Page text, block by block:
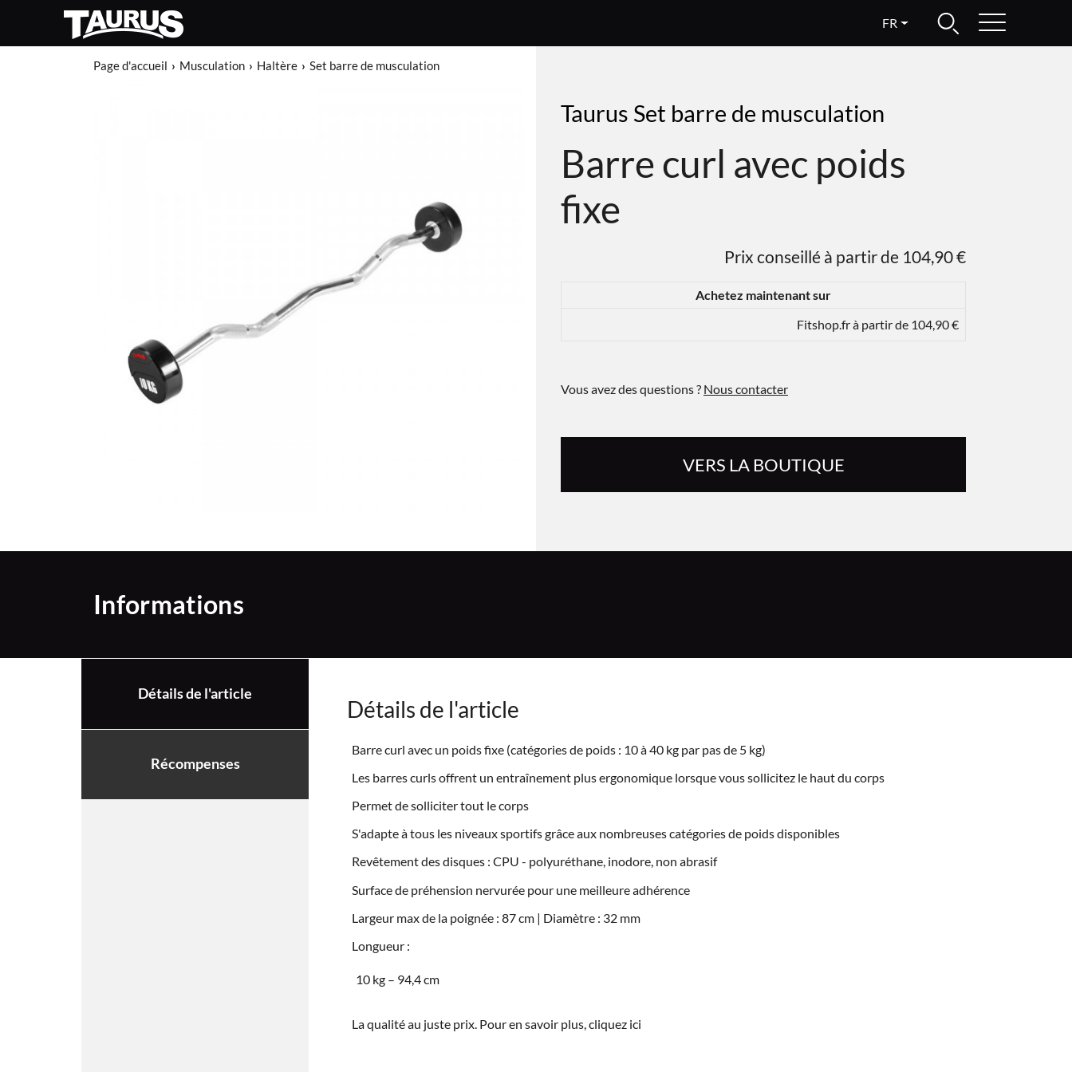
FR
Page d'accueil Musculation Haltère Set barre de musculation
Taurus Set barre de musculation
Barre curl avec poids
fixe
Prix conseillé à partir de 104,90 €
Achetez maintenant sur
Fitshop.fr à partir de 104,90 €
Vous avez des questions ? Nous contacter
VERS LA BOUTIQUE
Informations
Détails de l'article
Récompenses
Détails de l'article
Barre curl avec un poids fixe (catégories de poids : 10 à 40 kg par pas de 5 kg)
Les barres curls offrent un entraînement plus ergonomique lorsque vous sollicitez le haut du corps
Permet de solliciter tout le corps
S'adapte à tous les niveaux sportifs grâce aux nombreuses catégories de poids disponibles
Revêtement des disques : CPU - polyuréthane, inodore, non abrasif
Surface de préhension nervurée pour une meilleure adhérence
Largeur max de la poignée : 87 cm | Diamètre : 32 mm
Longueur :
10 kg – 94,4 cm
La qualité au juste prix. Pour en savoir plus, cliquez ici